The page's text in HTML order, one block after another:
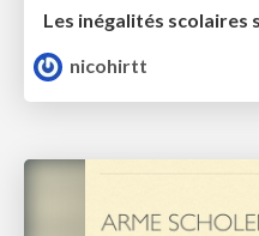
nicohirtt